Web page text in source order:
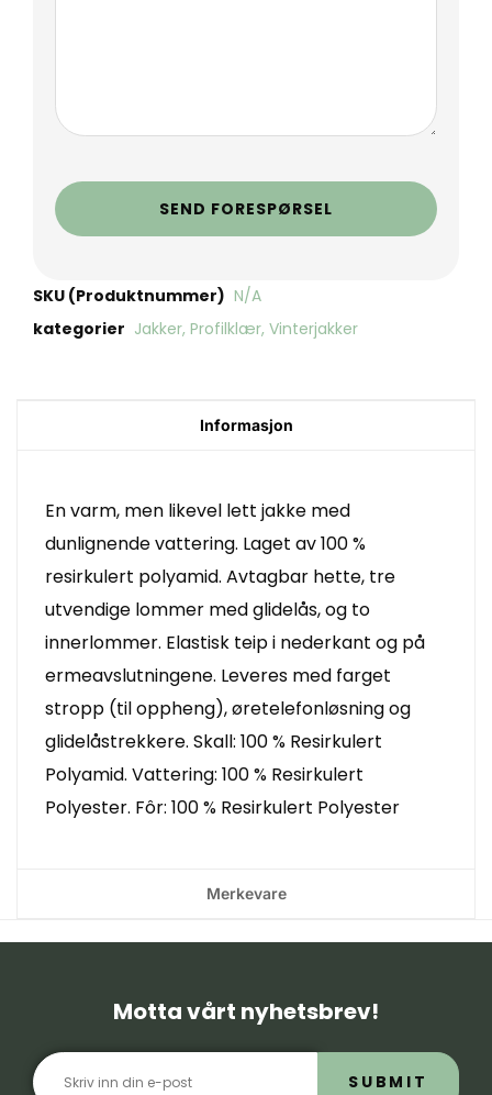
SEND FORESPØRSEL
SKU (Produktnummer) N/A
kategorier Jakker, Profilklær, Vinterjakker
Informasjon
En varm, men likevel lett jakke med
dunlignende vattering. Laget av 100 %
resirkulert polyamid. Avtagbar hette, tre
utvendige lommer med glidelås, og to
innerlommer. Elastisk teip i nederkant og på
ermeavslutningene. Leveres med farget
stropp (til oppheng), øretelefonløsning og
glidelåstrekkere. Skall: 100 % Resirkulert
Polyamid. Vattering: 100 % Resirkulert
Polyester. Fôr: 100 % Resirkulert Polyester
Merkevare
Motta vårt nyhetsbrev!
SUBMIT